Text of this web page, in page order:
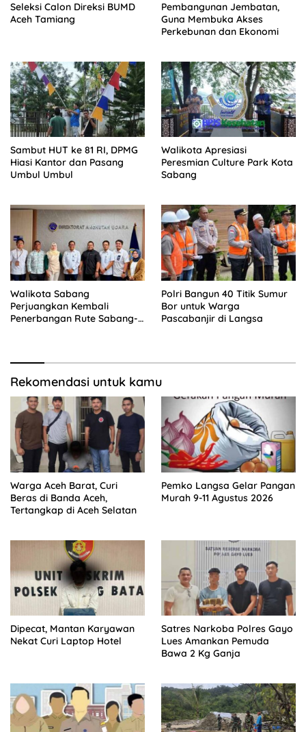
Seleksi Calon Direksi BUMD
Aceh Tamiang
Pembangunan Jembatan,
Guna Membuka Akses
Perkebunan dan Ekonomi
Sambut HUT ke 81 RI, DPMG
Hiasi Kantor dan Pasang
Umbul Umbul
Walikota Apresiasi
Peresmian Culture Park Kota
Sabang
Walikota Sabang
Perjuangkan Kembali
Penerbangan Rute Sabang-
Polri Bangun 40 Titik Sumur
Bor untuk Warga
Pascabanjir di Langsa
Rekomendasi untuk kamu
Warga Aceh Barat, Curi
Beras di Banda Aceh,
Tertangkap di Aceh Selatan
Pemko Langsa Gelar Pangan
Murah 9-11 Agustus 2026
Dipecat, Mantan Karyawan
Nekat Curi Laptop Hotel
Satres Narkoba Polres Gayo
Lues Amankan Pemuda
Bawa 2 Kg Ganja